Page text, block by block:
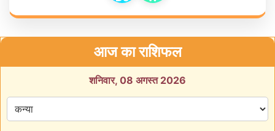
आज का राशिफल
शनिवार, 08 अगस्त 2026